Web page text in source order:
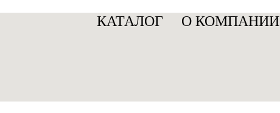
КАТАЛОГ О КОМПАНИИ